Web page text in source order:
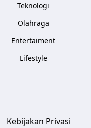
Teknologi
Olahraga
Entertaiment
Lifestyle
Kebijakan Privasi